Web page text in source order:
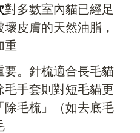
對多數室內貓已經足
皮膚的天然油脂，
重
。針梳適合長毛貓
手套則對短毛貓更
毛梳」（如去底毛